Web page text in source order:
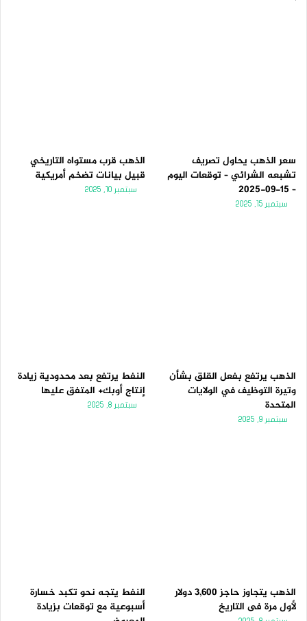
سعر الذهب يحاول تصريف
تشبعه الشرائي – توقعات اليوم
– 15-09-2025
سبتمبر 15, 2025
الذهب قرب مستواه التاريخي
قبيل بيانات تضخم أمريكية
سبتمبر 10, 2025
الذهب يرتفع بفعل القلق بشأن
وتيرة التوظيف في الولايات
المتحدة
سبتمبر 9, 2025
النفط يرتفع بعد محدودية زيادة
إنتاج أوبك+ المتفق عليها
سبتمبر 8, 2025
الذهب يتجاوز حاجز 3,600 دولار
لأول مرة فى التاريخ
النفط يتجه نحو تكبد خسارة
أسبوعية مع توقعات بزيادة